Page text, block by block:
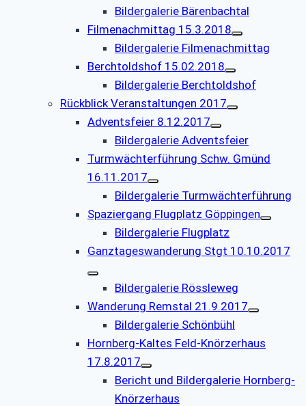
Bildergalerie Bärenbachtal
Filmenachmittag 15.3.2018
Bildergalerie Filmenachmittag
Berchtoldshof 15.02.2018
Bildergalerie Berchtoldshof
Rückblick Veranstaltungen 2017
Adventsfeier 8.12.2017
Bildergalerie Adventsfeier
Turmwächterführung Schw. Gmünd
16.11.2017
Bildergalerie Turmwächterführung
Spaziergang Flugplatz Göppingen
Bildergalerie Flugplatz
Ganztageswanderung Stgt 10.10.2017
Bildergalerie Rössleweg
Wanderung Remstal 21.9.2017
Bildergalerie Schönbühl
Hornberg-Kaltes Feld-Knörzerhaus
17.8.2017
Bericht und Bildergalerie Hornberg-
Knörzerhaus